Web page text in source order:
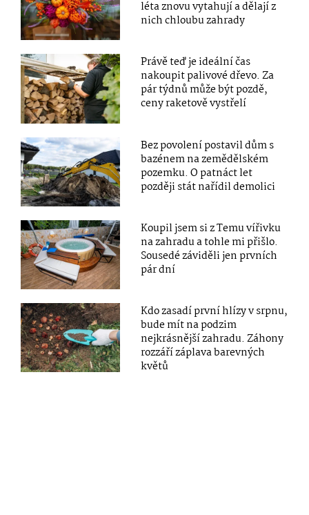
léta znovu vytahují a dělají z
nich chloubu zahrady
Právě teď je ideální čas
nakoupit palivové dřevo. Za
pár týdnů může být pozdě,
ceny raketově vystřelí
Bez povolení postavil dům s
bazénem na zemědělském
pozemku. O patnáct let
později stát nařídil demolici
Koupil jsem si z Temu vířivku
na zahradu a tohle mi přišlo.
Sousedé záviděli jen prvních
pár dní
Kdo zasadí první hlízy v srpnu,
bude mít na podzim
nejkrásnější zahradu. Záhony
rozzáří záplava barevných
květů